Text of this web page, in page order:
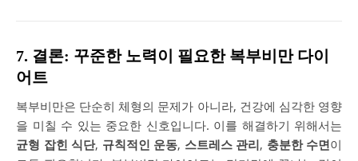
7. 결론: 꾸준한 노력이 필요한 복부비만 다이
어트
복부비만은 단순히 체형의 문제가 아니라, 건강에 심각한 영향
을 미칠 수 있는 중요한 신호입니다. 이를 해결하기 위해서는
균형 잡힌 식단, 규칙적인 운동, 스트레스 관리, 충분한 수면이